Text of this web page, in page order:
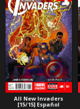
All New Invaders
[15/15] Español